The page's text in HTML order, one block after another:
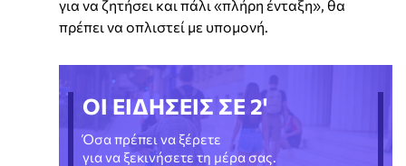
για να ζητήσει και πάλι «πλήρη ένταξη», θα
πρέπει να οπλιστεί με υπομονή.
ΟΙ ΕΙΔΗΣΕΙΣ ΣΕ 2'
Όσα πρέπει να ξέρετε
για να ξεκινήσετε τη μέρα σας.